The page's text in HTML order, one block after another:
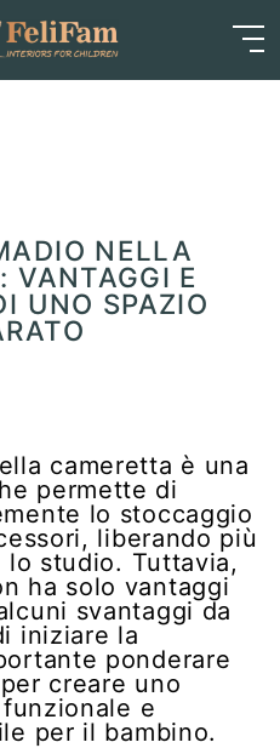
armadio nella
di uno spazio
NELLA
VANTAGGI E
UNO SPAZIO
cameretta è una
permette di
lo stoccaggio
liberando più
studio. Tuttavia,
ha solo vantaggi
svantaggi da
iniziare la
ponderare
creare uno
e
per il bambino.